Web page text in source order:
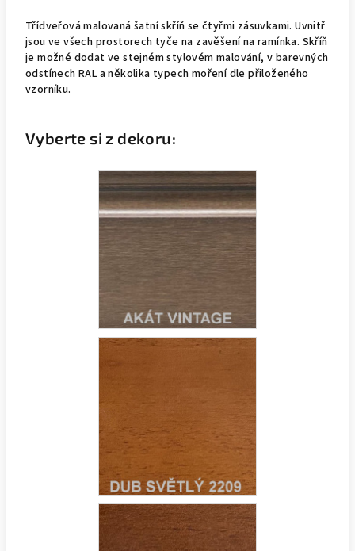
Třídveřová malovaná šatní skříň se čtyřmi zásuvkami. Uvnitř
jsou ve všech prostorech tyče na zavěšení na ramínka. Skříň
je možné dodat ve stejném stylovém malování, v barevných
odstínech RAL a několika typech moření dle přiloženého
vzorníku.
Vyberte si z dekoru: